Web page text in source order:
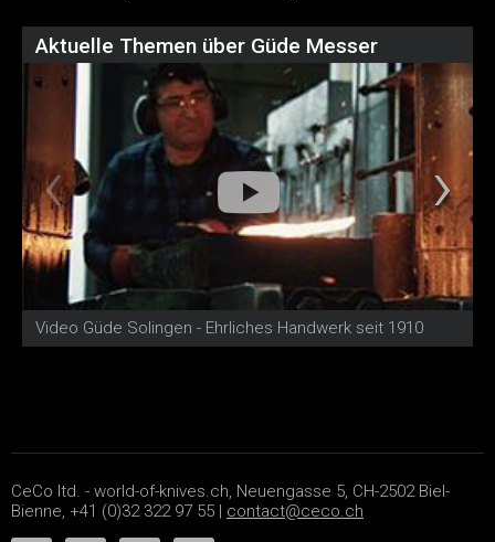
Aktuelle Themen über Güde Messer
Video Güde Solingen - Ehrliches Handwerk seit 1910
CeCo ltd. - world-of-knives.ch, Neuengasse 5, CH-2502 Biel-
Bienne, +41 (0)32 322 97 55 | contact@ceco.ch